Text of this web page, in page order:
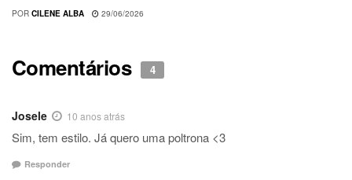
POR CILENE ALBA 29/06/2026
Comentários 4
Josele 10 anos atrás
Sim, tem estilo. Já quero uma poltrona <3
Responder